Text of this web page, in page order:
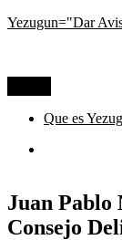
Ir
Yezugun="Dar
Que es
Juan
Consejo